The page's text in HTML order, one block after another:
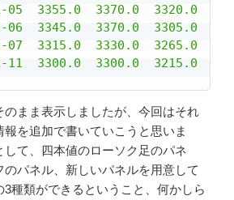
05  3355.0  3370.0  3320.0
06  3345.0  3370.0  3305.0
07  3315.0  3330.0  3265.0
11  3300.0  3300.0  3215.0
のまま表示しましたが、今回はそれ
を追加で書いていこうと思いま
て、四本値のローソク足のパネ
のパネル、新しいパネルを用意して
3種類ができるということ、何かしら